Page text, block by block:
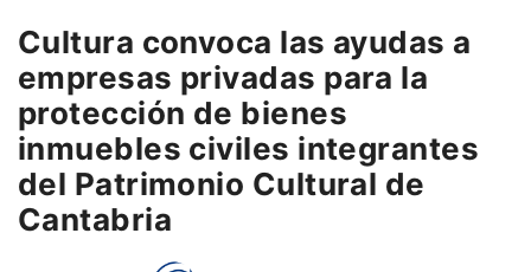
Cultura convoca las ayudas a
empresas privadas para la
protección de bienes
inmuebles civiles integrantes
del Patrimonio Cultural de
Cantabria